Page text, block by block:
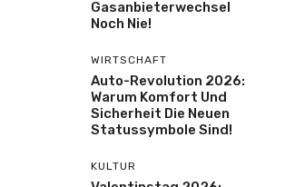
Gasanbieterwechsel
Noch Nie!
WIRTSCHAFT
Auto-Revolution 2026:
Warum Komfort Und
Sicherheit Die Neuen
Statussymbole Sind!
KULTUR